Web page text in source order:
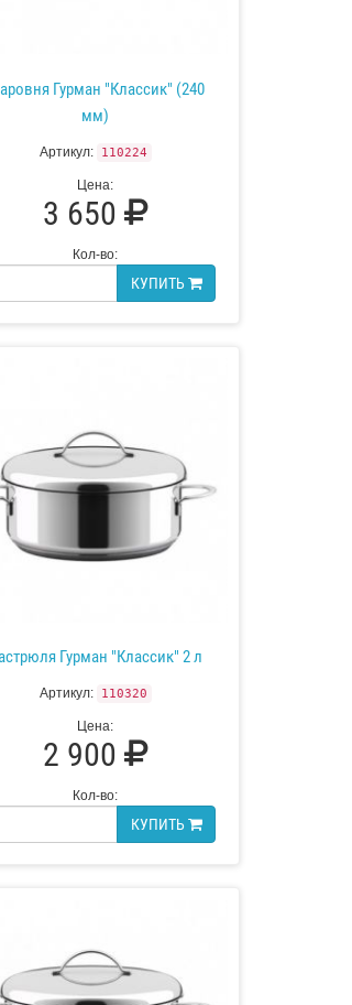
Гурман "Классик" (240
мм)
Артикул: 110224
Цена:
3 650
Кол-во:
КУПИТЬ
Гурман "Классик" 2 л
Артикул: 110320
Цена:
2 900
Кол-во:
КУПИТЬ